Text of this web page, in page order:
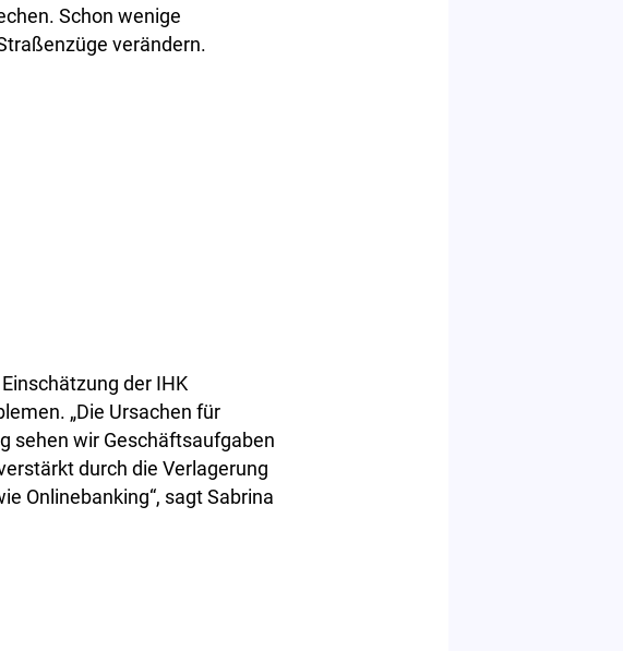
Schon wenige
verändern.
der IHK
„Die Ursachen für
sehen wir Geschäftsaufgaben
durch die Verlagerung
Onlinebanking“, sagt Sabrina